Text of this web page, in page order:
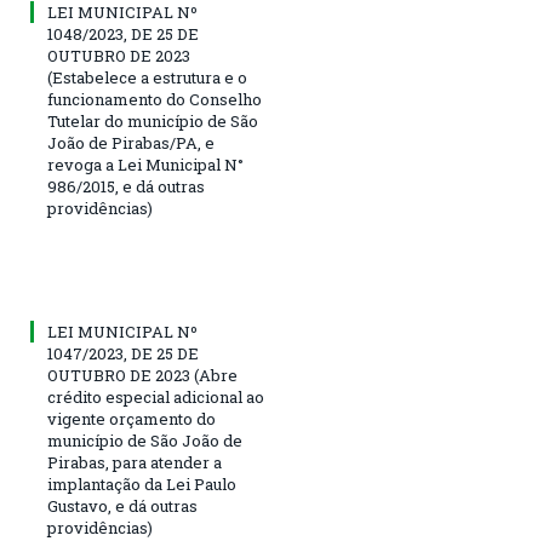
LEI MUNICIPAL Nº
1048/2023, DE 25 DE
OUTUBRO DE 2023
(Estabelece a estrutura e o
funcionamento do Conselho
Tutelar do município de São
João de Pirabas/PA, e
revoga a Lei Municipal N°
986/2015, e dá outras
providências)
LEI MUNICIPAL Nº
1047/2023, DE 25 DE
OUTUBRO DE 2023 (Abre
crédito especial adicional ao
vigente orçamento do
município de São João de
Pirabas, para atender a
implantação da Lei Paulo
Gustavo, e dá outras
providências)